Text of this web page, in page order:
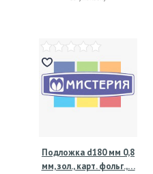
Подложка d180 мм 0,8
мм, зол., карт. фольг.,…